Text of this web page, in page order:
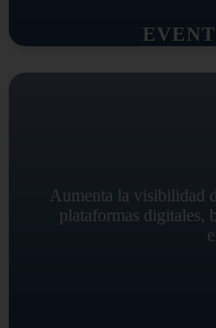
Aumenta la visibilidad
plataformas digitales,